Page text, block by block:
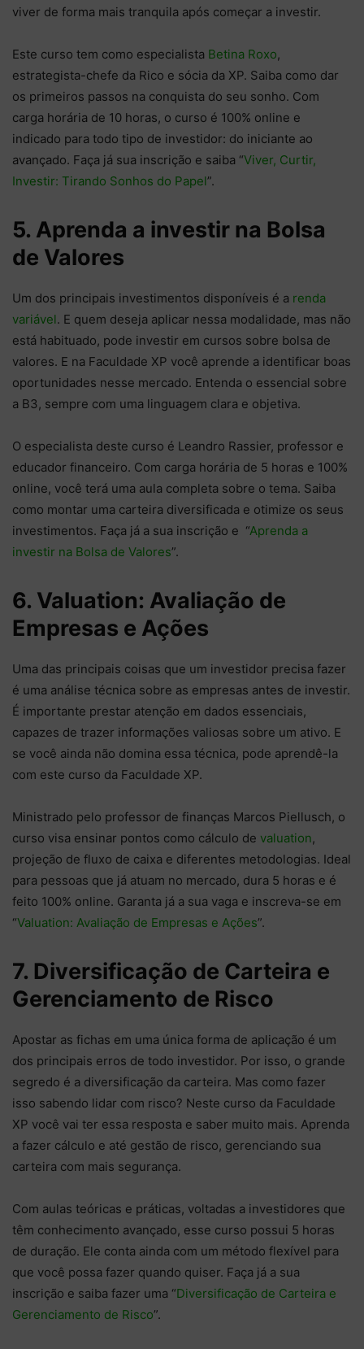
viver de forma mais tranquila após começar a investir.
Este curso tem como especialista Betina Roxo,
estrategista-chefe da Rico e sócia da XP. Saiba como dar
os primeiros passos na conquista do seu sonho. Com
carga horária de 10 horas, o curso é 100% online e
indicado para todo tipo de investidor: do iniciante ao
avançado. Faça já sua inscrição e saiba “Viver, Curtir,
Investir: Tirando Sonhos do Papel”.
5. Aprenda a investir na Bolsa
de Valores
Um dos principais investimentos disponíveis é a renda
variável. E quem deseja aplicar nessa modalidade, mas não
está habituado, pode investir em cursos sobre bolsa de
valores. E na Faculdade XP você aprende a identificar boas
oportunidades nesse mercado. Entenda o essencial sobre
a B3, sempre com uma linguagem clara e objetiva.
O especialista deste curso é Leandro Rassier, professor e
educador financeiro. Com carga horária de 5 horas e 100%
online, você terá uma aula completa sobre o tema. Saiba
como montar uma carteira diversificada e otimize os seus
investimentos. Faça já a sua inscrição e “Aprenda a
investir na Bolsa de Valores”.
6. Valuation: Avaliação de
Empresas e Ações
Uma das principais coisas que um investidor precisa fazer
é uma análise técnica sobre as empresas antes de investir.
É importante prestar atenção em dados essenciais,
capazes de trazer informações valiosas sobre um ativo. E
se você ainda não domina essa técnica, pode aprendê-la
com este curso da Faculdade XP.
Ministrado pelo professor de finanças Marcos Piellusch, o
curso visa ensinar pontos como cálculo de valuation,
projeção de fluxo de caixa e diferentes metodologias. Ideal
para pessoas que já atuam no mercado, dura 5 horas e é
feito 100% online. Garanta já a sua vaga e inscreva-se em
“Valuation: Avaliação de Empresas e Ações”.
7. Diversificação de Carteira e
Gerenciamento de Risco
Apostar as fichas em uma única forma de aplicação é um
dos principais erros de todo investidor. Por isso, o grande
segredo é a diversificação da carteira. Mas como fazer
isso sabendo lidar com risco? Neste curso da Faculdade
XP você vai ter essa resposta e saber muito mais. Aprenda
a fazer cálculo e até gestão de risco, gerenciando sua
carteira com mais segurança.
Com aulas teóricas e práticas, voltadas a investidores que
têm conhecimento avançado, esse curso possui 5 horas
de duração. Ele conta ainda com um método flexível para
que você possa fazer quando quiser. Faça já a sua
inscrição e saiba fazer uma “Diversificação de Carteira e
Gerenciamento de Risco”.